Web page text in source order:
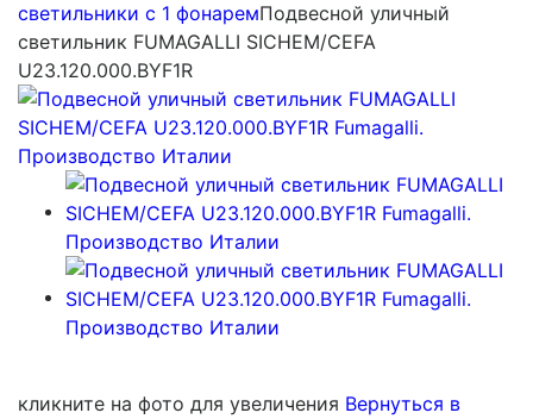
светильники с 1 фонаремПодвесной уличный
светильник FUMAGALLI SICHEM/CEFA
U23.120.000.BYF1R
кликните на фото для увеличения Вернуться в